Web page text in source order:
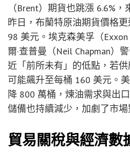
（Brent）期貨也跳漲 6.6%，
昨日，布蘭特原油期貨價格
98 美元。埃克森美孚（
爾·查普曼（Neil Chapman）
近「前所未有」的低點，若
可能飆升至每桶 160 美元。
降 800 萬桶，煉油需求與出
儲備也持續減少，加劇了市場
貿易關稅與經濟數